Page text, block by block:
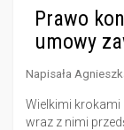
Prawo
umowy
Napisała
Wielkimi krokami
wraz z nimi